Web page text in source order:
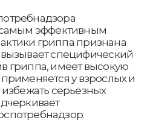
эффективным
гриппа признана
специфический
гриппа, имеет высокую
у взрослых и
серьёзных